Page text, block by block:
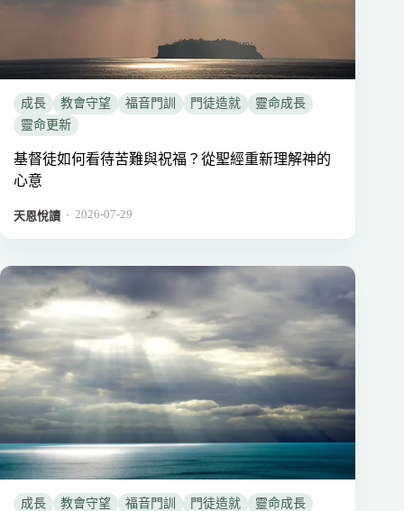
成長 教會守望 福音門訓 門徒造就
靈命成長
靈命更新
基督徒如何看待苦難與祝福？從聖經重新理解神的
心意
天恩悅讀 ． 2026-07-29
成長 教會守望 福音門訓 門徒造就
靈命成長